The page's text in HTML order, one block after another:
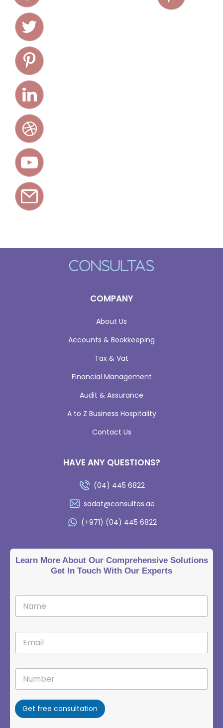
COMPANY
About Us
Accounts & Bookkeeping
Tax & Vat
Financial Management
Audit & Assurance
A to Z Business Hospitality
Contact Us
HAVE ANY QUESTIONS?
(04) 445 6822
sadat@consultas.ae
(+971) (04) 445 6822
Learn More About Our Comprehensive Solutions
Get In Touch With Our Experts
Get free consultation